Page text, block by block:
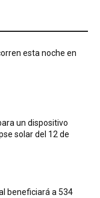
esta noche en
un dispositivo
solar del 12 de
beneficiará a 534